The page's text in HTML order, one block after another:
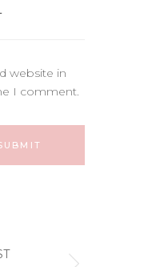
website in
I comment.